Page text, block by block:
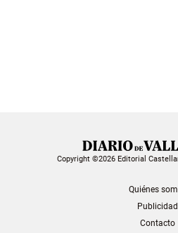
Copyright ©2026 Editorial
Quiénes
Publicidad
Contacto